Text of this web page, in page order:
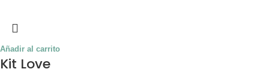
Añadir al carrito
Kit Love